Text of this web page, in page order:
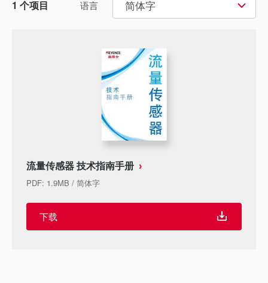
语言 简体字
1 个项目
流量传感器 技术指南手册
PDF: 1.9MB / 简体字
下载